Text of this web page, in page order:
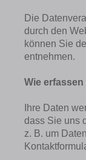
Die
durch den
können Sie
entnehmen.
Wie
Ihre Daten
dass Sie uns
z. B. um